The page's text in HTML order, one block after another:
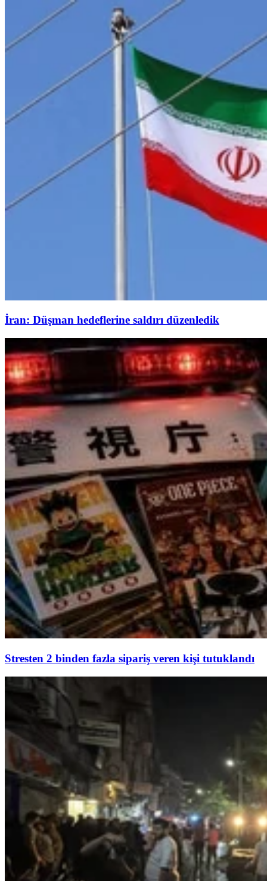
İran: Düşman hedeflerine saldırı düzenledik
Stresten 2 binden fazla sipariş veren kişi tutuklandı